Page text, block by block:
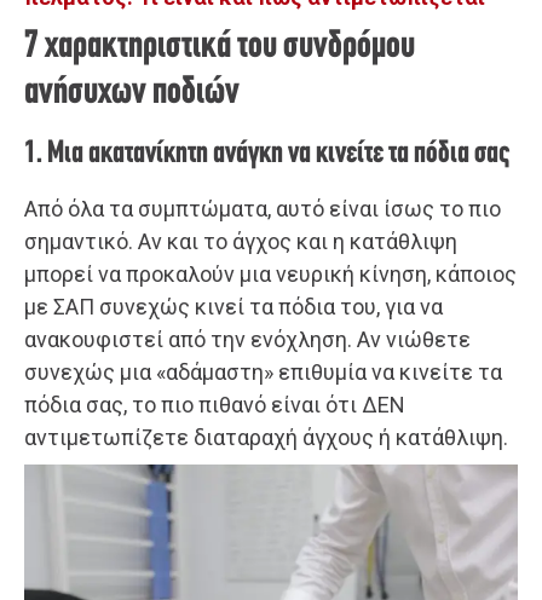
7 χαρακτηριστικά του συνδρόμου
ανήσυχων ποδιών
1. Μια ακατανίκητη ανάγκη να κινείτε τα πόδια σας
Από όλα τα συμπτώματα, αυτό είναι ίσως το πιο
σημαντικό. Αν και το άγχος και η κατάθλιψη
μπορεί να προκαλούν μια νευρική κίνηση, κάποιος
με ΣΑΠ συνεχώς κινεί τα πόδια του, για να
ανακουφιστεί από την ενόχληση. Αν νιώθετε
συνεχώς μια «αδάμαστη» επιθυμία να κινείτε τα
πόδια σας, το πιο πιθανό είναι ότι ΔΕΝ
αντιμετωπίζετε διαταραχή άγχους ή κατάθλιψη.